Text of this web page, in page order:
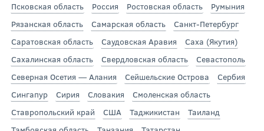
Псковская область
Россия Ростовская область
Румыния
Рязанская область
Самарская область
Санкт-Петербург
Саратовская область
Саудовская Аравия
Саха (Якутия)
Сахалинская область
Свердловская область
Севастополь
Северная Осетия — Алания
Сейшельские Острова
Сербия
Сингапур
Сирия Словакия
Смоленская область
Ставропольский край
США Таджикистан
Таиланд